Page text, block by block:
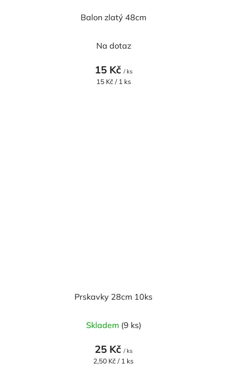
Balon zlatý 48cm
Na dotaz
15 Kč / ks
Měrná
15 Kč / 1 ks
Prskavky 28cm 10ks
hodnocení
produktu
je
Skladem (9 ks)
25 Kč / ks
Měrná
2,50 Kč / 1 ks